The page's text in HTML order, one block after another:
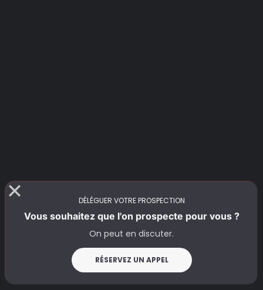
DÉLÉGUER VOTRE PROSPECTION
Vous souhaitez que l'on prospecte pour vous ?
On peut en discuter.
RÉSERVEZ UN APPEL